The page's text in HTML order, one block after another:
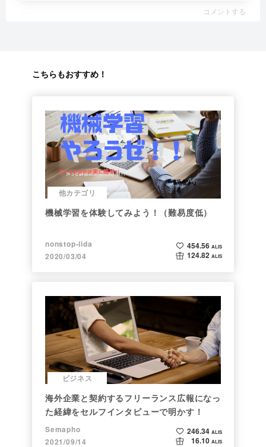
コメントする
こちらもおすすめ！
他カテゴリ
機械学習を体験してみよう！（難易度低）
nonstop-iida
2020/03/04
454.56 ALIS
124.82 ALIS
ビジネス
海外企業と契約するフリーランス広報になっ
た経緯をセルフインタビューで明かす！
Semapho
2021/09/14
246.34 ALIS
16.10 ALIS